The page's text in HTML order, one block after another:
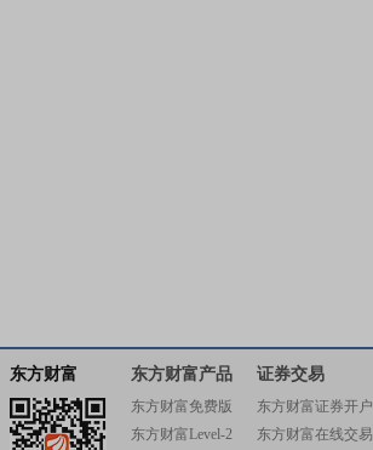
东方财富 东方财富产品
东方财富免费版
东方财富Level-2
证券交易
东方财富证券开户
东方财富在线交易